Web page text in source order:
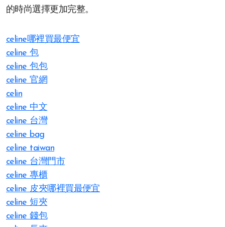
的時尚選擇更加完整。
celine哪裡買最便宜
celine 包
celine 包包
celine 官網
celin
celine 中文
celine 台灣
celine bag
celine taiwan
celine 台灣門市
celine 專櫃
celine 皮夾哪裡買最便宜
celine 短夾
celine 錢包